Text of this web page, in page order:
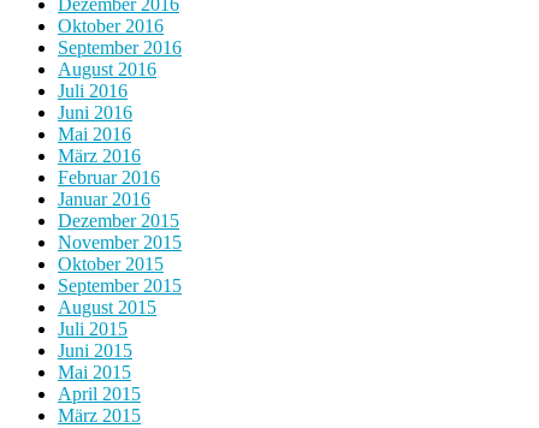
Dezember 2016
Oktober 2016
September 2016
August 2016
Juli 2016
Juni 2016
Mai 2016
März 2016
Februar 2016
Januar 2016
Dezember 2015
November 2015
Oktober 2015
September 2015
August 2015
Juli 2015
Juni 2015
Mai 2015
April 2015
März 2015